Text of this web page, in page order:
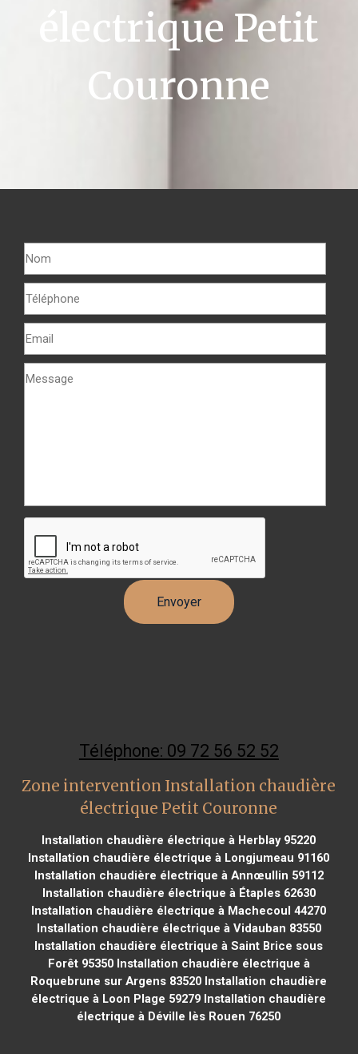
électrique Petit
Couronne
Téléphone: 09 72 56 52 52
Zone intervention Installation chaudière
électrique Petit Couronne
Installation chaudière électrique à Herblay 95220
Installation chaudière électrique à Longjumeau 91160
Installation chaudière électrique à Annœullin 59112
Installation chaudière électrique à Étaples 62630
Installation chaudière électrique à Machecoul 44270
Installation chaudière électrique à Vidauban 83550
Installation chaudière électrique à Saint Brice sous
Forêt 95350Installation chaudière électrique à
Roquebrune sur Argens 83520 Installation chaudière
électrique à Loon Plage 59279 Installation chaudière
électrique à Déville lès Rouen 76250